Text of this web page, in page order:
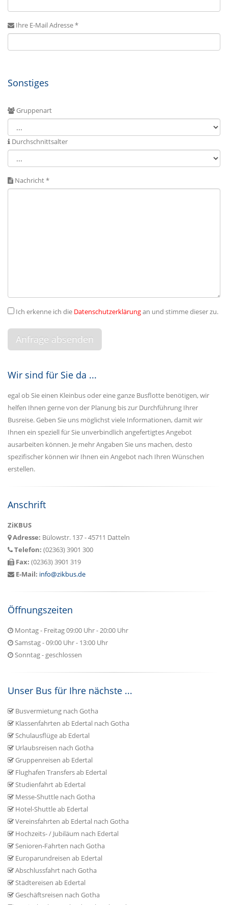
Ihre E-Mail Adresse *
Sonstiges
Gruppenart
Durchschnittsalter
Nachricht *
Ich erkenne ich die Datenschutzerklärungan und stimme dieser zu.
Wir sind für Sie da ...
egal ob Sie einen Kleinbus oder eine ganze Busflotte benötigen, wir
helfen Ihnen gerne von der Planung bis zur Durchführung Ihrer
Busreise. Geben Sie uns möglichst viele Informationen, damit wir
Ihnen ein speziell für Sie unverbindlich angefertigtes Angebot
ausarbeiten können. Je mehr Angaben Sie uns machen, desto
spezifischer können wir Ihnen ein Angebot nach Ihren Wünschen
erstellen.
Anschrift
ZiKBUS
Adresse: Bülowstr. 137 - 45711 Datteln
Telefon: (02363) 3901 300
Fax: (02363) 3901 319
E-Mail: info@zikbus.de
Öffnungszeiten
Montag - Freitag 09:00 Uhr - 20:00 Uhr
Samstag - 09:00 Uhr - 13:00 Uhr
Sonntag - geschlossen
Unser Bus für Ihre nächste ...
Busvermietung nach Gotha
Klassenfahrten ab Edertal nach Gotha
Schulausflüge ab Edertal
Urlaubsreisen nach Gotha
Gruppenreisen ab Edertal
Flughafen Transfers ab Edertal
Studienfahrt ab Edertal
Messe-Shuttle nach Gotha
Hotel-Shuttle ab Edertal
Vereinsfahrten ab Edertal nach Gotha
Hochzeits- / Jubiläum nach Edertal
Senioren-Fahrten nach Gotha
Europarundreisen ab Edertal
Abschlussfahrt nach Gotha
Städtereisen ab Edertal
Geschäftsreisen nach Gotha